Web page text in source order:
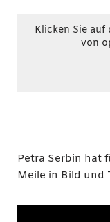
Klicken Sie
von
Petra Serbin hat
Meile in Bild und